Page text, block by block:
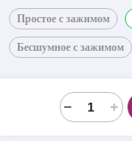
Простое с зажимом
Бесшумное с зажимом